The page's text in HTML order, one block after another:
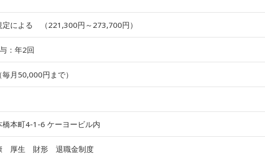
定による （221,300円～273,700円）
：年2回
月50,000円まで）
橋本町4-1-6 ケーヨービル内
厚生 財形 退職金制度